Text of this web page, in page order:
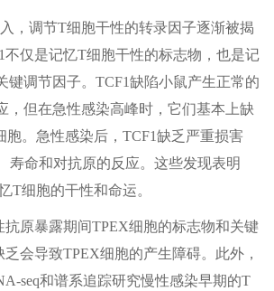
，调节T细胞干性的转录因子逐渐被揭
不仅是记忆T细胞干性的标志物，也是记
键调节因子。TCF1缺陷小鼠产生正常的
，但在急性感染高峰时，它们基本上缺
胞。急性感染后，TCF1缺乏严重损害
寿命和对抗原的反应。这些发现表明
T细胞的干性和命运。
抗原暴露期间TPEX细胞的标志物和关键
会导致TPEX细胞的产生障碍。此外，
seq和谱系追踪研究慢性感染早期的T